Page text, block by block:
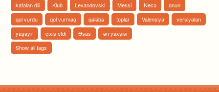
katalan dili Klub Levandovski Messi Necə
onun
qol vurdu
qol vurmaq qələbə toplar Valensiya
versiyaları
yaşayır
çıxış etdi Əsas
ən yaxşısı
Show all tags